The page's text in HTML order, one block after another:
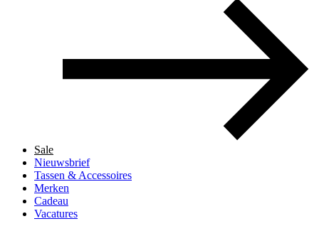
Sale
Nieuwsbrief
Tassen & Accessoires
Merken
Cadeau
Vacatures